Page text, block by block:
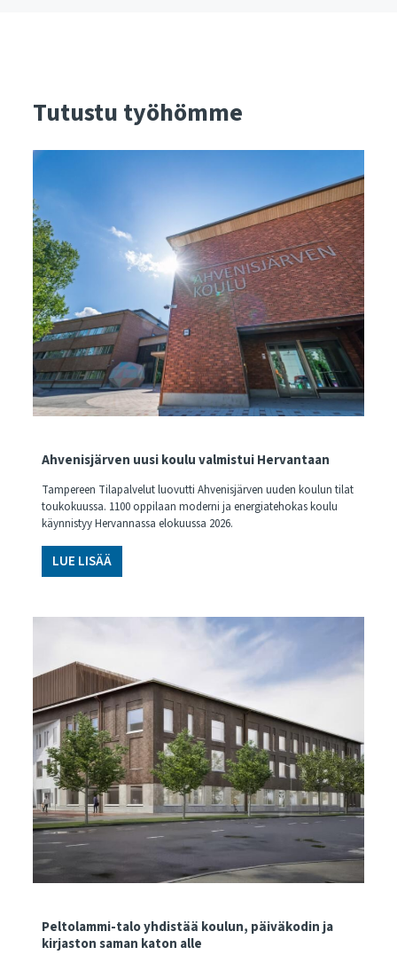
Tutustu työhömme
Ahvenisjärven uusi koulu valmistui Hervantaan
Tampereen Tilapalvelut luovutti Ahvenisjärven uuden koulun tilat
toukokuussa. 1100 oppilaan moderni ja energiatehokas koulu
käynnistyy Hervannassa elokuussa 2026.
LUE LISÄÄ
Peltolammi-talo yhdistää koulun, päiväkodin ja
kirjaston saman katon alle